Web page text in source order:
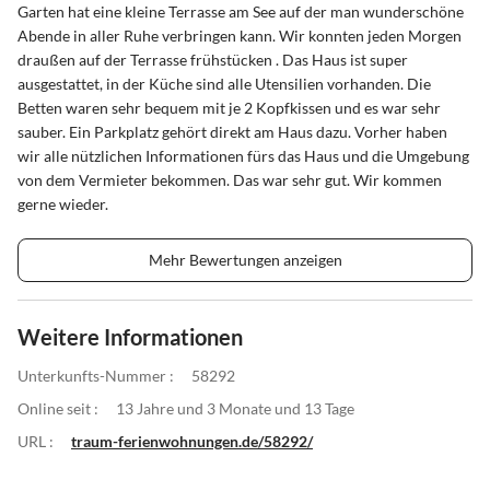
Garten hat eine kleine Terrasse am See auf der man wunderschöne
Abende in aller Ruhe verbringen kann. Wir konnten jeden Morgen
draußen auf der Terrasse frühstücken . Das Haus ist super
ausgestattet, in der Küche sind alle Utensilien vorhanden. Die
Betten waren sehr bequem mit je 2 Kopfkissen und es war sehr
sauber. Ein Parkplatz gehört direkt am Haus dazu. Vorher haben
wir alle nützlichen Informationen fürs das Haus und die Umgebung
von dem Vermieter bekommen. Das war sehr gut. Wir kommen
gerne wieder.
Mehr Bewertungen anzeigen
Weitere Informationen
Unterkunfts-Nummer :
58292
Online seit :
13 Jahre und 3 Monate und 13 Tage
URL :
traum-ferienwohnungen.de/58292/